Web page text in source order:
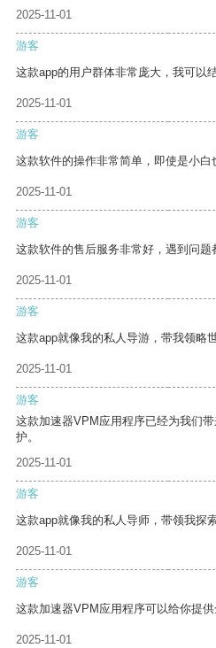
2025-11-01
游客
这款app的用户群体非常庞大，我可以
2025-11-01
游客
这款软件的操作非常简单，即使是小白
2025-11-01
游客
这款软件的售后服务非常好，遇到问题
2025-11-01
游客
这款app就像我的私人导游，带我领略
2025-11-01
游客
这款加速器VPM应用程序已经为我们
护。
2025-11-01
游客
这款app就像我的私人导师，带领我探
2025-11-01
游客
这款加速器VPM应用程序可以给你提供
2025-11-01